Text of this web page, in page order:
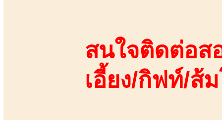
สนใจติดต่อส
เอี้ยง/กิฟท์/ส้